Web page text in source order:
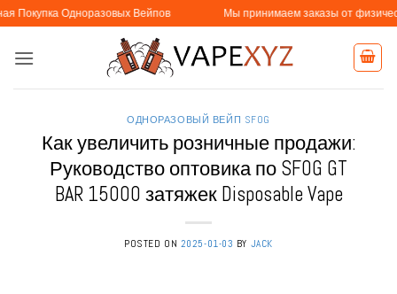
Skip
to
content
Вейпов Мы принимаем заказы от физических и
ОДНОРАЗОВЫЙ ВЕЙП SFOG
Как увеличить розничные продажи:
Руководство оптовика по SFOG GT
BAR 15000 затяжек Disposable Vape
POSTED ON 2025-01-03 BY JACK